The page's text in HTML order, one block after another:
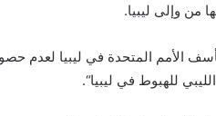
من وإلى ليبيا.
الأمم المتحدة في ليبيا لعدم
للهبوط في ليبيا“.